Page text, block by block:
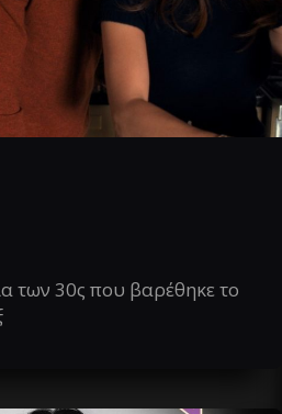
των 30ς που βαρέθηκε το